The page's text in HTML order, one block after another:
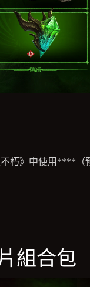
朽》中使用****（
組合包